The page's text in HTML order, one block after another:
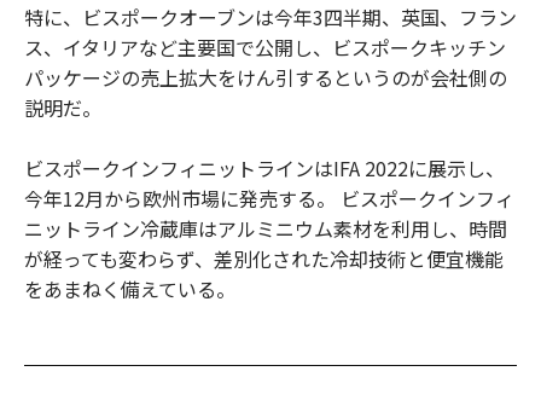
特に、ビスポークオーブンは今年3四半期、英国、フラン
ス、イタリアなど主要国で公開し、ビスポークキッチン
パッケージの売上拡大をけん引するというのが会社側の
説明だ。
ビスポークインフィニットラインはIFA 2022に展示し、
今年12月から欧州市場に発売する。 ビスポークインフィ
ニットライン冷蔵庫はアルミニウム素材を利用し、時間
が経っても変わらず、差別化された冷却技術と便宜機能
をあまねく備えている。